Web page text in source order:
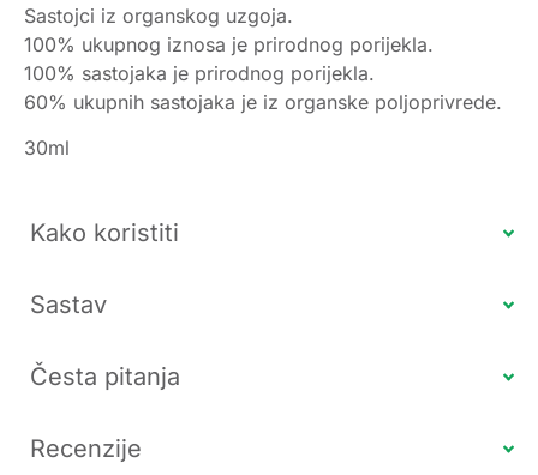
Sastojci iz organskog uzgoja.
100% ukupnog iznosa je prirodnog porijekla.
100% sastojaka je prirodnog porijekla.
60% ukupnih sastojaka je iz organske poljoprivrede.
30ml
Kako koristiti
Sastav
Česta pitanja
Recenzije